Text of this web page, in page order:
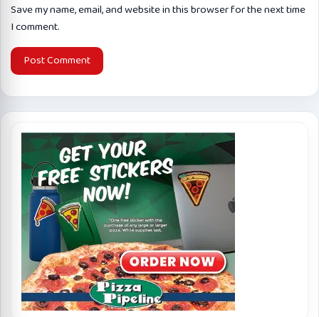
Save my name, email, and website in this browser for the next time
I comment.